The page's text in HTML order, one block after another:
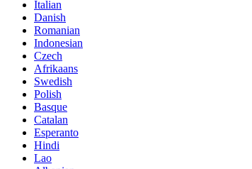
Italian
Danish
Romanian
Indonesian
Czech
Afrikaans
Swedish
Polish
Basque
Catalan
Esperanto
Hindi
Lao